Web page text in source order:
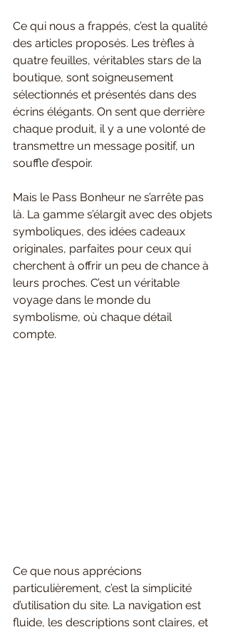
Ce qui nous a frappés, c’est la qualité
des articles proposés. Les trèfles à
quatre feuilles, véritables stars de la
boutique, sont soigneusement
sélectionnés et présentés dans des
écrins élégants. On sent que derrière
chaque produit, il y a une volonté de
transmettre un message positif, un
souffle d’espoir.
Mais le Pass Bonheur ne s’arrête pas
là. La gamme s’élargit avec des objets
symboliques, des idées cadeaux
originales, parfaites pour ceux qui
cherchent à offrir un peu de chance à
leurs proches. C’est un véritable
voyage dans le monde du
symbolisme, où chaque détail
compte.
Ce que nous apprécions
particulièrement, c’est la simplicité
d’utilisation du site. La navigation est
fluide, les descriptions sont claires, et